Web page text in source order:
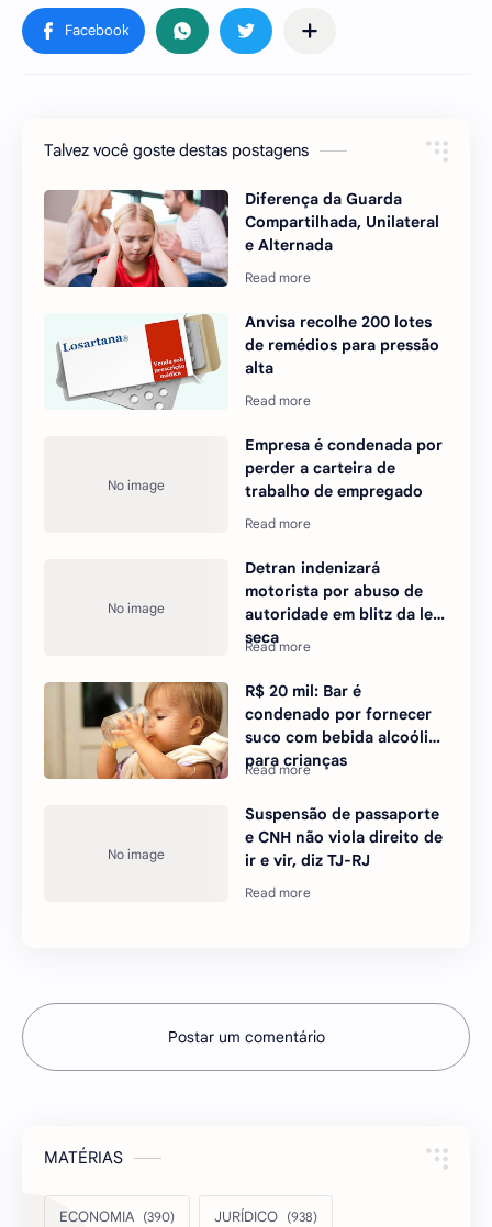
Talvez você goste destas postagens
Diferença da Guarda
Compartilhada, Unilateral
e Alternada
Anvisa recolhe 200 lotes
de remédios para pressão
alta
Empresa é condenada por
perder a carteira de
trabalho de empregado
Detran indenizará
motorista por abuso de
autoridade em blitz da lei
seca
R$ 20 mil: Bar é
condenado por fornecer
suco com bebida alcoólica
para crianças
Suspensão de passaporte
e CNH não viola direito de
ir e vir, diz TJ-RJ
Postar um comentário
MATÉRIAS
ECONOMIA JURÍDICO